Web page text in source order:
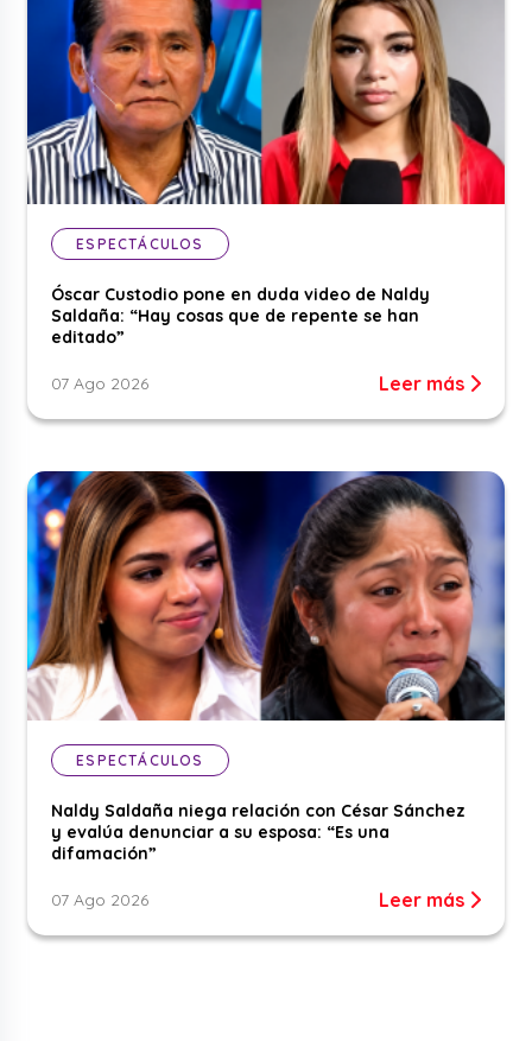
ESPECTÁCULOS
Óscar Custodio pone en duda video de Naldy
Saldaña: “Hay cosas que de repente se han
editado”
07 Ago 2026 Leer más
ESPECTÁCULOS
Naldy Saldaña niega relación con César Sánchez
y evalúa denunciar a su esposa: “Es una
difamación”
07 Ago 2026 Leer más